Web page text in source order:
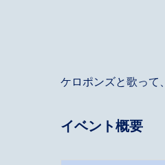
ケロポンズと歌って
イベント概要